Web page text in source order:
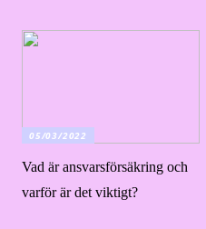
05/03/2022
Vad är ansvarsförsäkring och
varför är det viktigt?